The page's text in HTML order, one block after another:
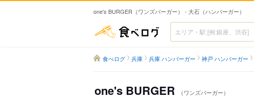
one's BURGER（ワンズバーガー） - 大石（ハンバーガー）
食べログ
食べログ 兵庫 兵庫 ハンバーガー 神戸 ハンバーガー
one's BURGER （ワンズバーガー）